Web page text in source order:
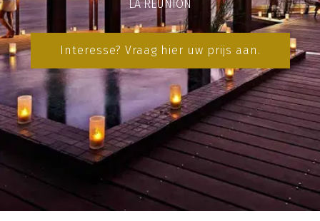
LA RÉUNION
Interesse? Vraag hier uw prijs aan.